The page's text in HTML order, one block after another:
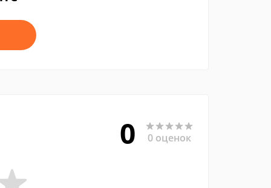
0 0 оценок